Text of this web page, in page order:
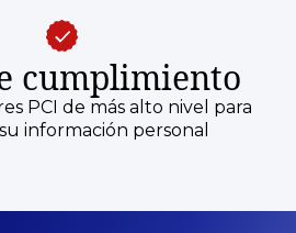
cumplimiento
PCI de más alto nivel para
información personal